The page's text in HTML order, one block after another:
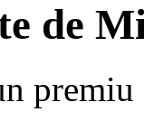
de
premiu